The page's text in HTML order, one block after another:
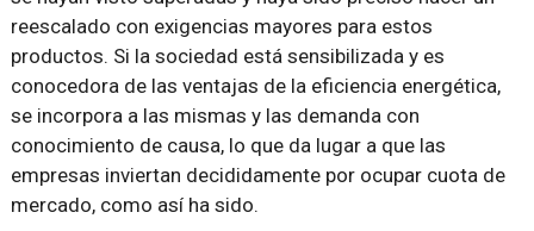
reescalado con exigencias mayores para estos
productos. Si la sociedad está sensibilizada y es
conocedora de las ventajas de la eficiencia energética,
se incorpora a las mismas y las demanda con
conocimiento de causa, lo que da lugar a que las
empresas inviertan decididamente por ocupar cuota de
mercado, como así ha sido.